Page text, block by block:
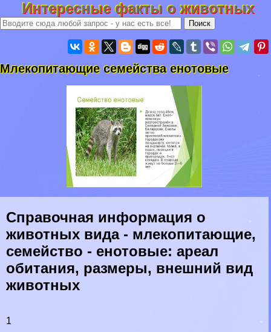
Интересные факты о животных
Млекопитающие семейства енотовые
Справочная информация о
животных вида - млекопитающие,
семейство - енотовые: ареал
обитания, размеры, внешний вид
животных
1